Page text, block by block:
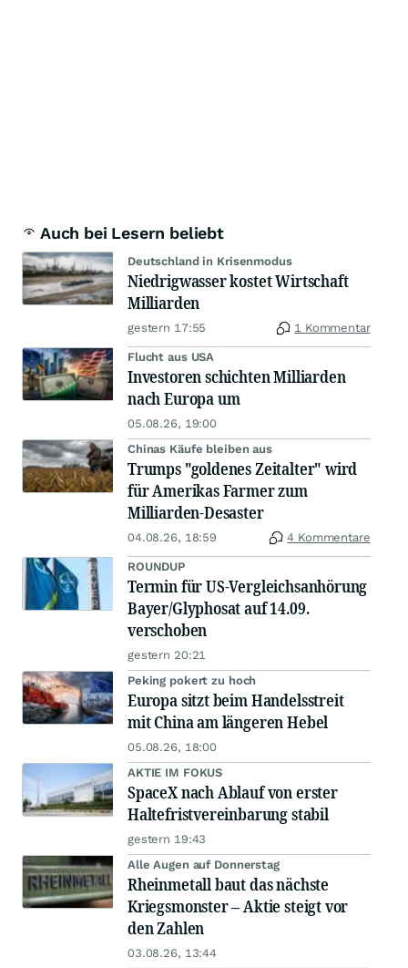
Auch bei Lesern beliebt
Deutschland in Krisenmodus
Niedrigwasser kostet Wirtschaft
Milliarden
gestern 17:55 1 Kommentar
Flucht aus USA
Investoren schichten Milliarden
nach Europa um
05.08.26, 19:00
Chinas Käufe bleiben aus
Trumps "goldenes Zeitalter" wird
für Amerikas Farmer zum
Milliarden-Desaster
04.08.26, 18:59 4 Kommentare
ROUNDUP
Termin für US-Vergleichsanhörung
Bayer/Glyphosat auf 14.09.
verschoben
gestern 20:21
Peking pokert zu hoch
Europa sitzt beim Handelsstreit
mit China am längeren Hebel
05.08.26, 18:00
AKTIE IM FOKUS
SpaceX nach Ablauf von erster
Haltefristvereinbarung stabil
gestern 19:43
Alle Augen auf Donnerstag
Rheinmetall baut das nächste
Kriegsmonster – Aktie steigt vor
den Zahlen
03.08.26, 13:44